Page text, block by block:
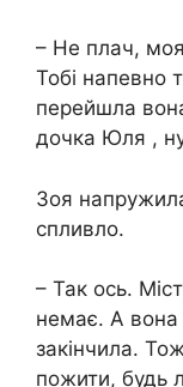
– Не плач,
Тобі напевно
перейшла
дочка Юля , ну
Зоя
спливло.
– Так ось.
немає. А вона
закінчила.
пожити, будь